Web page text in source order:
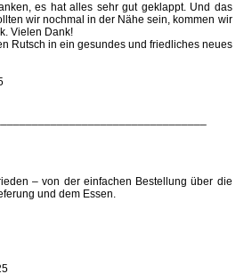
es hat alles sehr gut geklappt. Und das
wir nochmal in der Nähe sein, kommen wir
Vielen Dank!
Rutsch in ein gesundes und friedliches neues
– von der einfachen Bestellung über die
und dem Essen.